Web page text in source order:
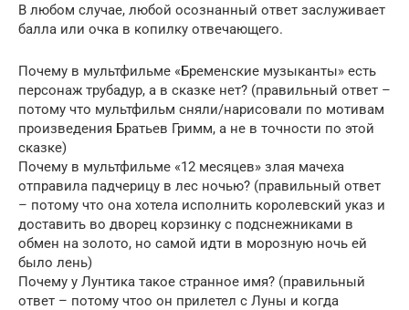
В любом случае, любой осознанный ответ заслуживает
балла или очка в копилку отвечающего.
Почему в мультфильме «Бременские музыканты» есть
персонаж трубадур, а в сказке нет? (правильный ответ –
потому что мультфильм сняли/нарисовали по мотивам
произведения Братьев Гримм, а не в точности по этой
сказке)
Почему в мультфильме «12 месяцев» злая мачеха
отправила падчерицу в лес ночью? (правильный ответ
– потому что она хотела исполнить королевский указ и
доставить во дворец корзинку с подснежниками в
обмен на золото, но самой идти в морозную ночь ей
было лень)
Почему у Лунтика такое странное имя? (правильный
ответ – потому чтоо он прилетел с Луны и когда